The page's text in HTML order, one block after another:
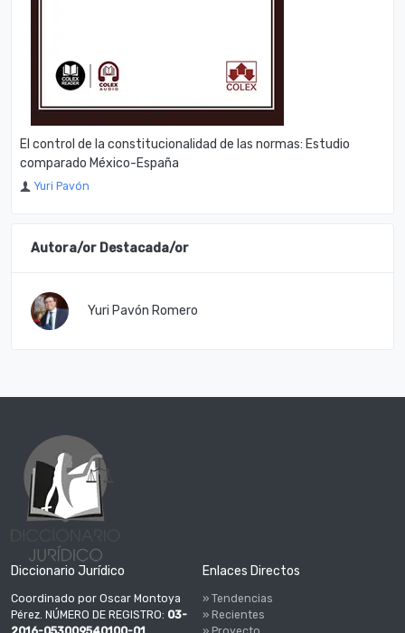
El control de la constitucionalidad de las normas: Estudio
comparado México-España
Yuri Pavón
Autora/or Destacada/or
Yuri Pavón Romero
Diccionario Jurídico
Coordinado por Oscar Montoya
Pérez. NÚMERO DE REGISTRO: 03-
Enlaces Directos
» Tendencias
» Recientes